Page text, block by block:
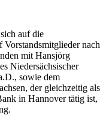
auf die
nach
mit Hansjörg
Niedersächsischer
sowie dem
der gleichzeitig als
in Hannover tätig ist,